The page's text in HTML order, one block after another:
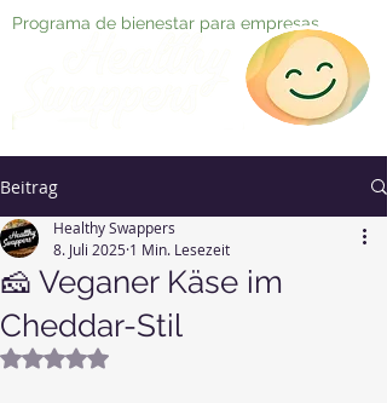
Programa de bienestar para empresas
Beitrag
🧀 Veganer Käse im
Cheddar-Stil
Healthy Swappers
8. Juli 2025 1 Min. Lesezeit
Mit NaN von 5 Sternen bewertet.